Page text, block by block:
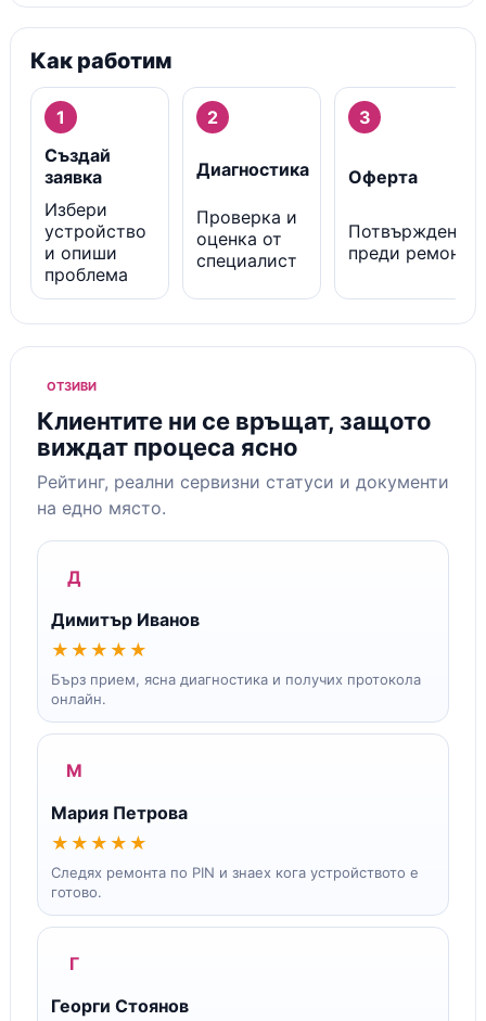
Как работим
1
Създай
заявка
Избери
устройство
и опиши
проблема
2
Диагностика
Проверка и
оценка от
специалист
3
Оферта
Потвърждение
преди ремонт
ОТЗИВИ
Клиентите ни се връщат, защото
виждат процеса ясно
Рейтинг, реални сервизни статуси и документи
на едно място.
Д
Димитър Иванов
★★★★★
Бърз прием, ясна диагностика и получих протокола
онлайн.
М
Мария Петрова
★★★★★
Следях ремонта по PIN и знаех кога устройството е
готово.
Г
Георги Стоянов